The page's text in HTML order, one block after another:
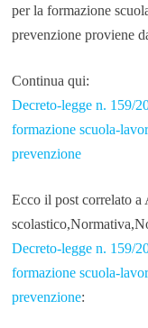
per la formazione
prevenzione proviene
Continua qui:
Decreto-legge n. 159/
formazione scuola-
prevenzione
Ecco il post correlato a
Decreto-legge n. 159/
formazione scuola-
prevenzione: